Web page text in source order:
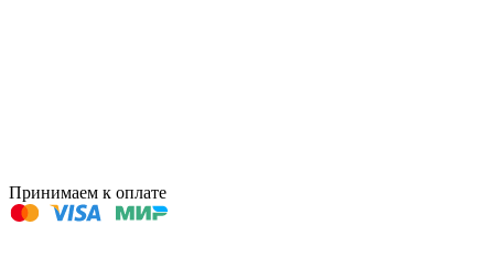
Принимаем к оплате